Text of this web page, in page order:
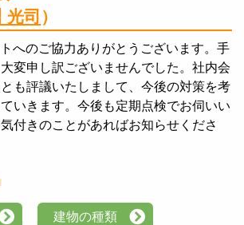
光司 ）
へのご協力ありがとうございます。手
変申し訳ございませんでした。社内会
も評議いたしまして、今後の対策を考
いきます。今後も定期点検でお伺いい
付きのことがあればお知らせくださ
建物の種類